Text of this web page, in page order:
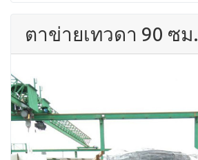
ตาข่ายเทวดา 90 ซม.